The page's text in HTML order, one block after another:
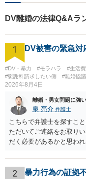
発
DV離婚の法律Q&Aラ
1 DV被害の緊急
#DV・暴力 #モラハラ #生活
#慰謝料請求したい側
#離婚協議
2026年8月4日
離婚・男女問題に強
泉 亮介 弁護士
こちらで弁護士を探すこ
ただいてご連絡をお取り
だく必要があるかと思われ
2
暴力行為の証拠